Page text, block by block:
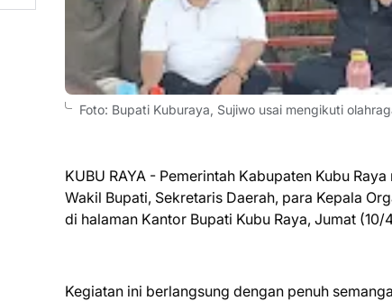
Foto: Bupati Kuburaya, Sujiwo usai mengikuti
KUBU RAYA - Pemerintah Kabupaten Kubu
Wakil Bupati, Sekretaris Daerah, para Kepala
di halaman Kantor Bupati Kubu Raya, Jumat
Kegiatan ini berlangsung dengan penuh